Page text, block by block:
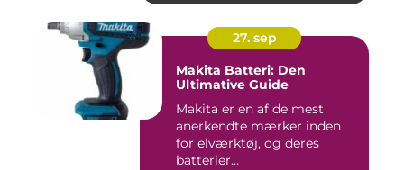
27. sep
Makita Batteri: Den
Ultimative Guide
Makita er en af de mest
anerkendte mærker inden
for elværktøj, og deres
batterier...